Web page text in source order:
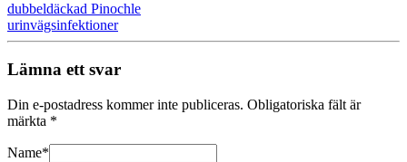
dubbeldäckad Pinochle
urinvägsinfektioner
Lämna ett svar
Din e-postadress kommer inte publiceras. Obligatoriska fält är
märkta *
Name*